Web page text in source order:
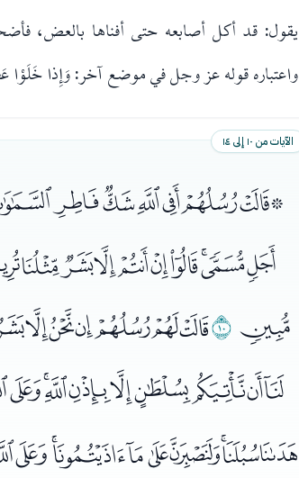
يقول: قد أكل أصابعه حتى أفناها بالعض،
واعتباره قوله عز وجل في موضع آخر: وَإِذا خَلَوْا
الآيات من ١٠ إلى ١٤
ﯳﯴ